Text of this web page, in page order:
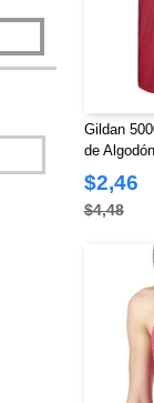
Gildan
de Algodón
$2,46
$4,48